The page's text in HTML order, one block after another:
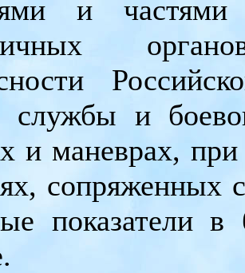
и
службы и
и маневрах,
сопряженных
показатели в